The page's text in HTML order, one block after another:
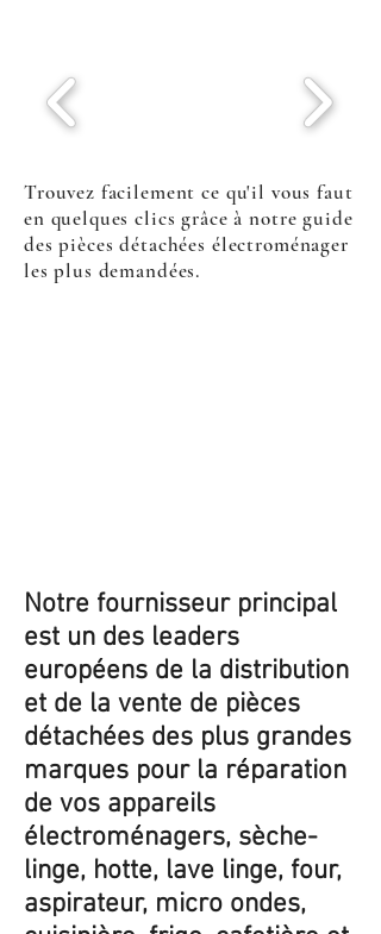
Trouvez facilement ce qu'il vous faut
en quelques clics grâce à notre guide
des pièces détachées électroménager
les plus demandées.
Notre fournisseur principal
est un des leaders
européens de la distribution
et de la vente de pièces
détachées des plus grandes
marques pour la réparation
de vos appareils
électroménagers, sèche-
linge, hotte, lave linge, four,
aspirateur, micro ondes,